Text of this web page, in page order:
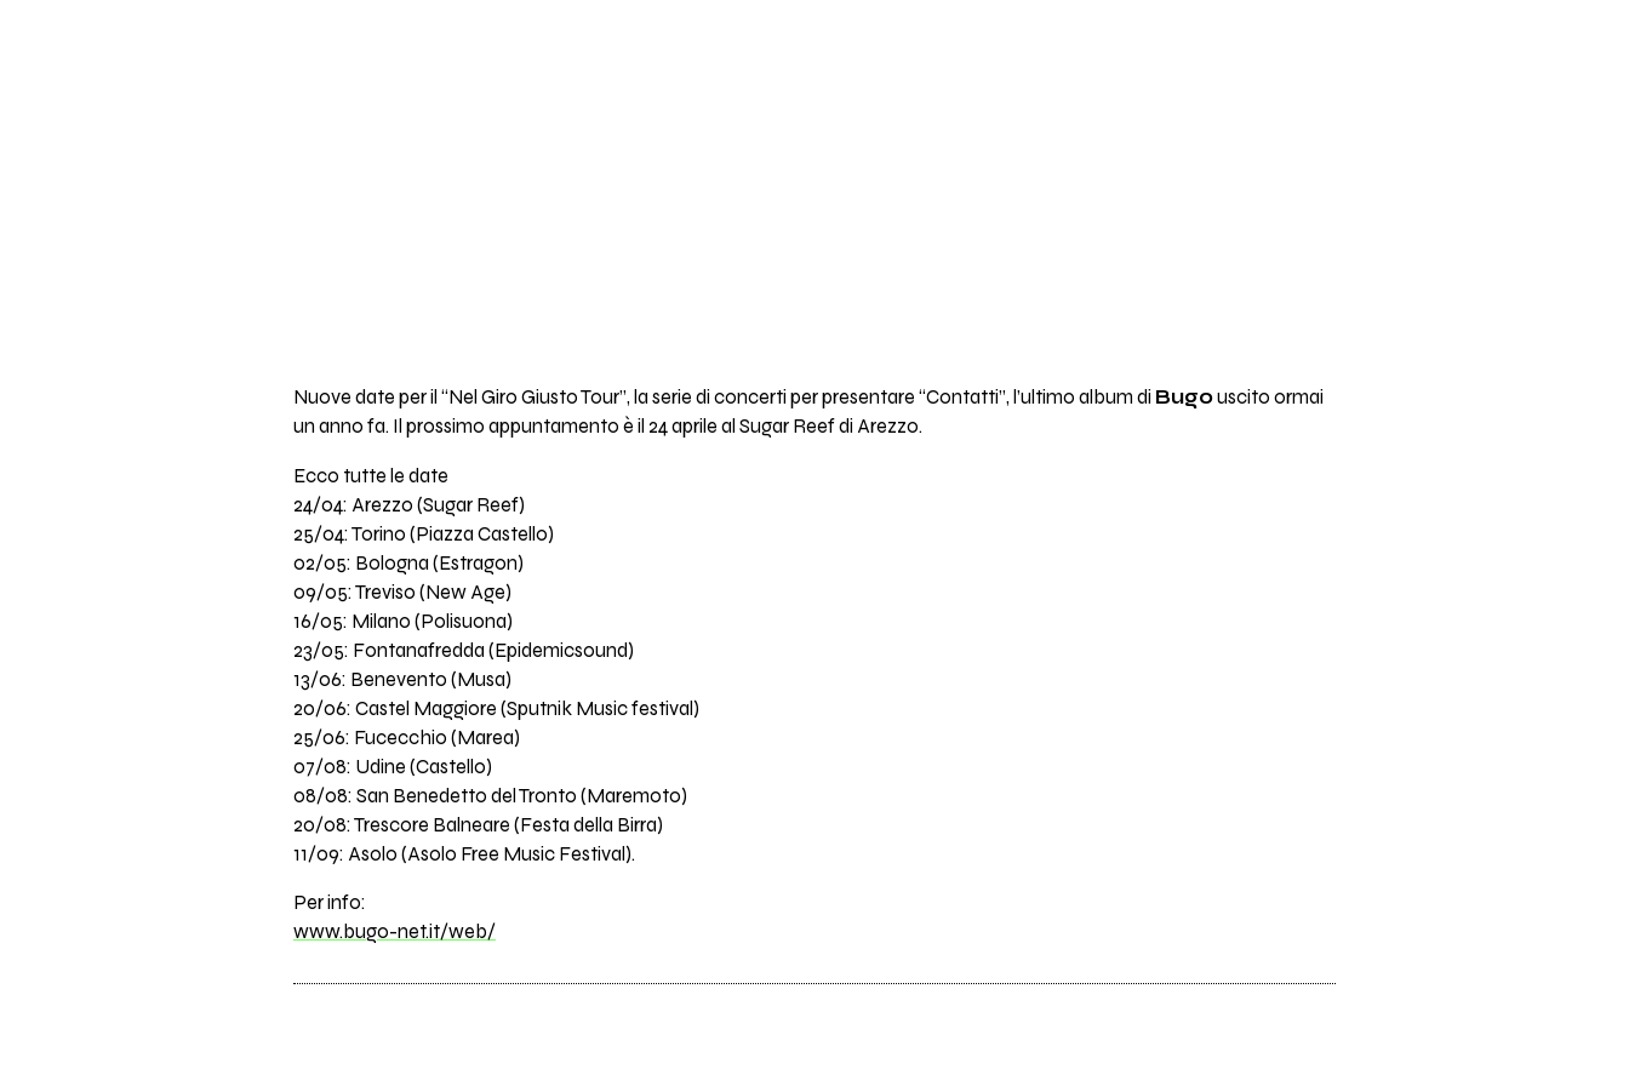
Nuove date per il “Nel Giro Giusto Tour”, la serie di concerti per presentare “Contatti”, l’ultimo album di Bugouscito ormai
un anno fa. Il prossimo appuntamento è il 24 aprile al Sugar Reef di Arezzo.
Ecco tutte le date
24/04: Arezzo (Sugar Reef)
25/04: Torino (Piazza Castello)
02/05: Bologna (Estragon)
09/05: Treviso (New Age)
16/05: Milano (Polisuona)
23/05: Fontanafredda (Epidemicsound)
13/06: Benevento (Musa)
20/06: Castel Maggiore (Sputnik Music festival)
25/06: Fucecchio (Marea)
07/08: Udine (Castello)
08/08: San Benedetto del Tronto (Maremoto)
20/08: Trescore Balneare (Festa della Birra)
11/09: Asolo (Asolo Free Music Festival).
Per info:
www.bugo-net.it/web/